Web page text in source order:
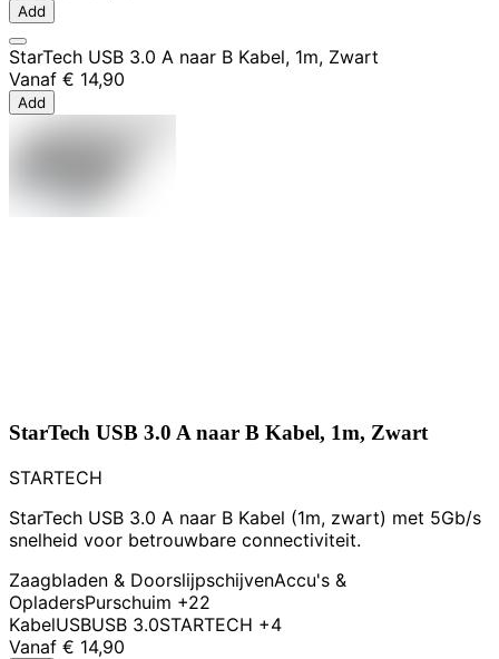
Add
StarTech USB 3.0 A naar B Kabel, 1m, Zwart
Vanaf € 14,90
Add
StarTech USB 3.0 A naar B Kabel, 1m, Zwart
STARTECH
StarTech USB 3.0 A naar B Kabel (1m, zwart) met 5Gb/s
snelheid voor betrouwbare connectiviteit.
Zaagbladen & DoorslijpschijvenAccu's &
OpladersPurschuim +22
KabelUSBUSB 3.0STARTECH +4
Vanaf € 14,90